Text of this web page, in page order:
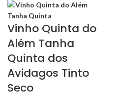
Vinho Quinta do
Além Tanha
Quinta dos
Avidagos Tinto
Seco